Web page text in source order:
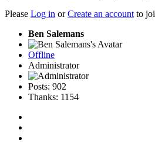
Please Log in orCreate an account to
Ben Salemans
Offline
Administrator
Posts: 902
Thanks: 1154